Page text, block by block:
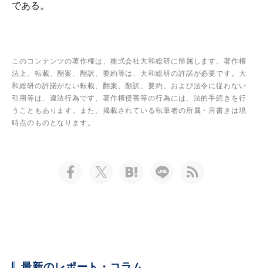
である。
このコンテンツの著作権は、株式会社大和総研に帰属します。著作権
法上、転載、翻案、翻訳、要約等は、大和総研の許諾が必要です。大
和総研の許諾がない転載、翻案、翻訳、要約、および法令に従わない
引用等は、違法行為です。著作権侵害等の行為には、法的手続きを行
うこともあります。また、掲載されている執筆者の所属・肩書きは現
時点のものとなります。